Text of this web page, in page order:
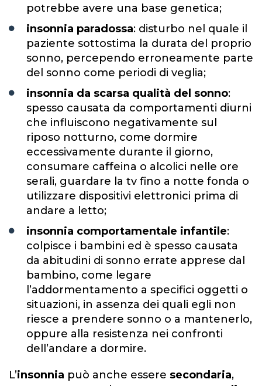
potrebbe avere una base genetica;
insonnia paradossa: disturbo nel quale il
paziente sottostima la durata del proprio
sonno, percependo erroneamente parte
del sonno come periodi di veglia;
insonnia da scarsa qualità del sonno:
spesso causata da comportamenti diurni
che influiscono negativamente sul
riposo notturno, come dormire
eccessivamente durante il giorno,
consumare caffeina o alcolici nelle ore
serali, guardare la tv fino a notte fonda o
utilizzare dispositivi elettronici prima di
andare a letto;
insonnia comportamentale infantile:
colpisce i bambini ed è spesso causata
da abitudini di sonno errate apprese dal
bambino, come legare
l’addormentamento a specifici oggetti o
situazioni, in assenza dei quali egli non
riesce a prendere sonno o a mantenerlo,
oppure alla resistenza nei confronti
dell’andare a dormire.
L’insonnia può anche essere secondaria,